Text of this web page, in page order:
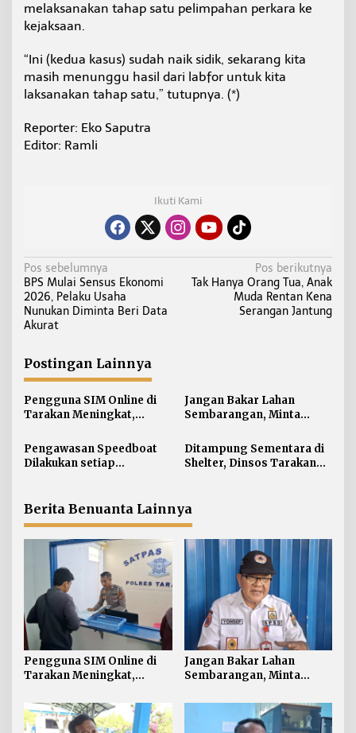
melaksanakan tahap satu pelimpahan perkara ke
kejaksaan.
“Ini (kedua kasus) sudah naik sidik, sekarang kita
masih menunggu hasil dari labfor untuk kita
laksanakan tahap satu,” tutupnya. (*)
Reporter: Eko Saputra
Editor: Ramli
Ikuti Kami
N
a
v
i
a
s
i
p
o
s
Pos sebelumnya
BPS Mulai Sensus Ekonomi
2026, Pelaku Usaha
Nunukan Diminta Beri Data
Akurat
Pos berikutnya
Tak Hanya Orang Tua, Anak
Muda Rentan Kena
Serangan Jantung
Postingan Lainnya
Pengguna SIM Online di
Tarakan Meningkat,
Paling Banyak
Jangan Bakar Lahan
Sembarangan, Minta
Pengawasan Speedboat
Dilakukan setiap
Ditampung Sementara di
Shelter, Dinsos Tarakan
Berita Benuanta Lainnya
Pengguna SIM Online di
Tarakan Meningkat,
Paling Banyak
Jangan Bakar Lahan
Sembarangan, Minta